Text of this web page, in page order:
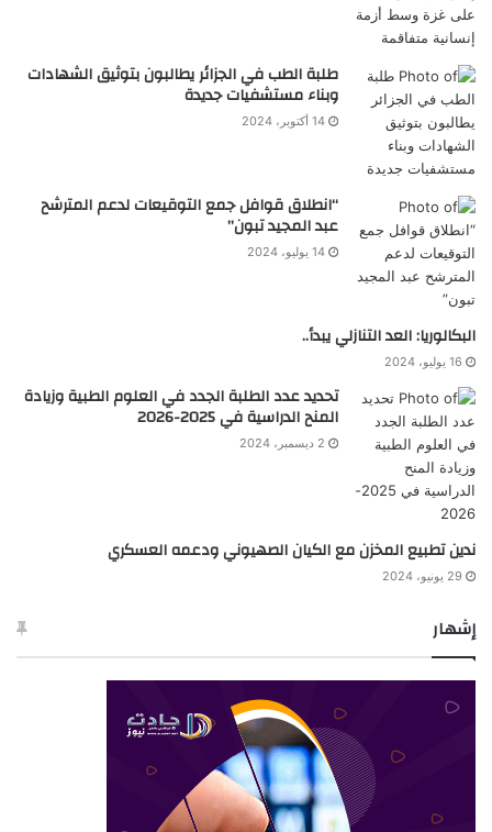
طلبة الطب في الجزائر يطالبون بتوثيق الشهادات
وبناء مستشفيات جديدة
14 أكتوبر، 2024
“انطلاق قوافل جمع التوقيعات لدعم المترشح
عبد المجيد تبون”
14 يوليو، 2024
البكالوريا: العد التنازلي يبدأ..
16 يوليو، 2024
تحديد عدد الطلبة الجدد في العلوم الطبية وزيادة
المنح الدراسية في 2025-2026
2 ديسمبر، 2024
ندين تطبيع المخزن مع الكيان الصهيوني ودعمه العسكري
29 يونيو، 2024
إشهار